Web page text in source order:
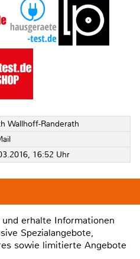
Wallhoff-Randerath
16:52 Uhr
erhalte Informationen
Spezialangebote,
sowie limitierte Angebote